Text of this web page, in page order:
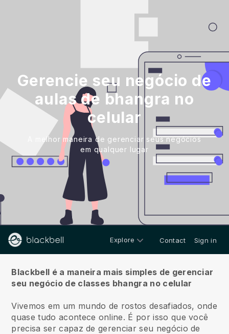
Gerencie seu negócio de
aulas de bhangra no
celular
A melhor maneira de gerenciar seus negócios
em qualquer lugar
Explore Contact Sign in
Blackbell é a maneira mais simples de gerenciar
seu negócio de classes bhangra no celular
Vivemos em um mundo de rostos desafiados, onde
quase tudo acontece online. É por isso que você
precisa ser capaz de gerenciar seu negócio de